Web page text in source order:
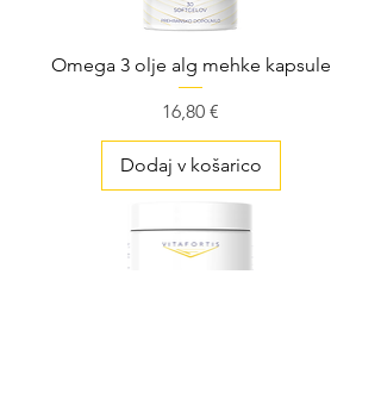
Omega 3 olje alg mehke kapsule
Cena
16,80 €
Dodaj v košarico